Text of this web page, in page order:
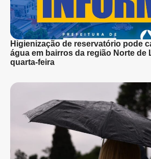
Higienização de reservatório pode
água em bairros da região Norte de
quarta-feira